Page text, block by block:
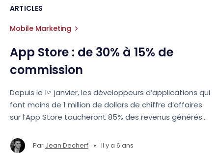
ARTICLES
Mobile Marketing
App Store : de 30% à 15% de
commission
Depuis le 1ᵉʳ janvier, les développeurs d’applications qui
font moins de 1 million de dollars de chiffre d’affaires
sur l’App Store toucheront 85% des revenus générés
Par Jean Decherf • il y a 6 ans